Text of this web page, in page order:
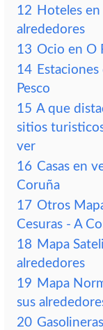
12 Hoteles en
alrededores
13 Ocio en O
14
Pesco
15 A que
sitios
ver
16 Casas en
Coruña
17 Otros
Cesuras - A
18 Mapa
alrededores
19 Mapa
sus
20